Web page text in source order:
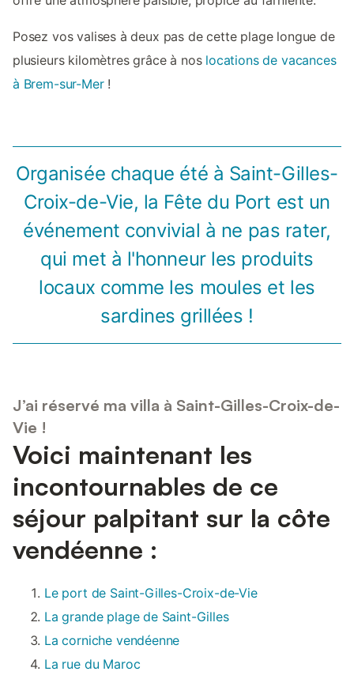
Posez vos valises à deux pas de cette plage longue de
plusieurs kilomètres grâce à nos locations de vacances
à Brem-sur-Mer!
Organisée chaque été à Saint-Gilles-
Croix-de-Vie, la Fête du Port est un
événement convivial à ne pas rater,
qui met à l'honneur les produits
locaux comme les moules et les
sardines grillées !
J’ai réservé ma villa à Saint-Gilles-Croix-de-
Vie !
Voici maintenant les
incontournables de ce
séjour palpitant sur la côte
vendéenne :
Le port de Saint-Gilles-Croix-de-Vie
La grande plage de Saint-Gilles
La corniche vendéenne
La rue du Maroc